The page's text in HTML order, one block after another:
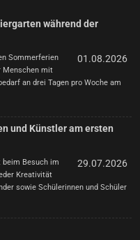
während der
01.08.2026
Sommerferien
Menschen mit
an drei Tagen pro Woche am
und Künstler am ersten
29.07.2026
Besuch im
Kreativität
sowie Schülerinnen und Schüler